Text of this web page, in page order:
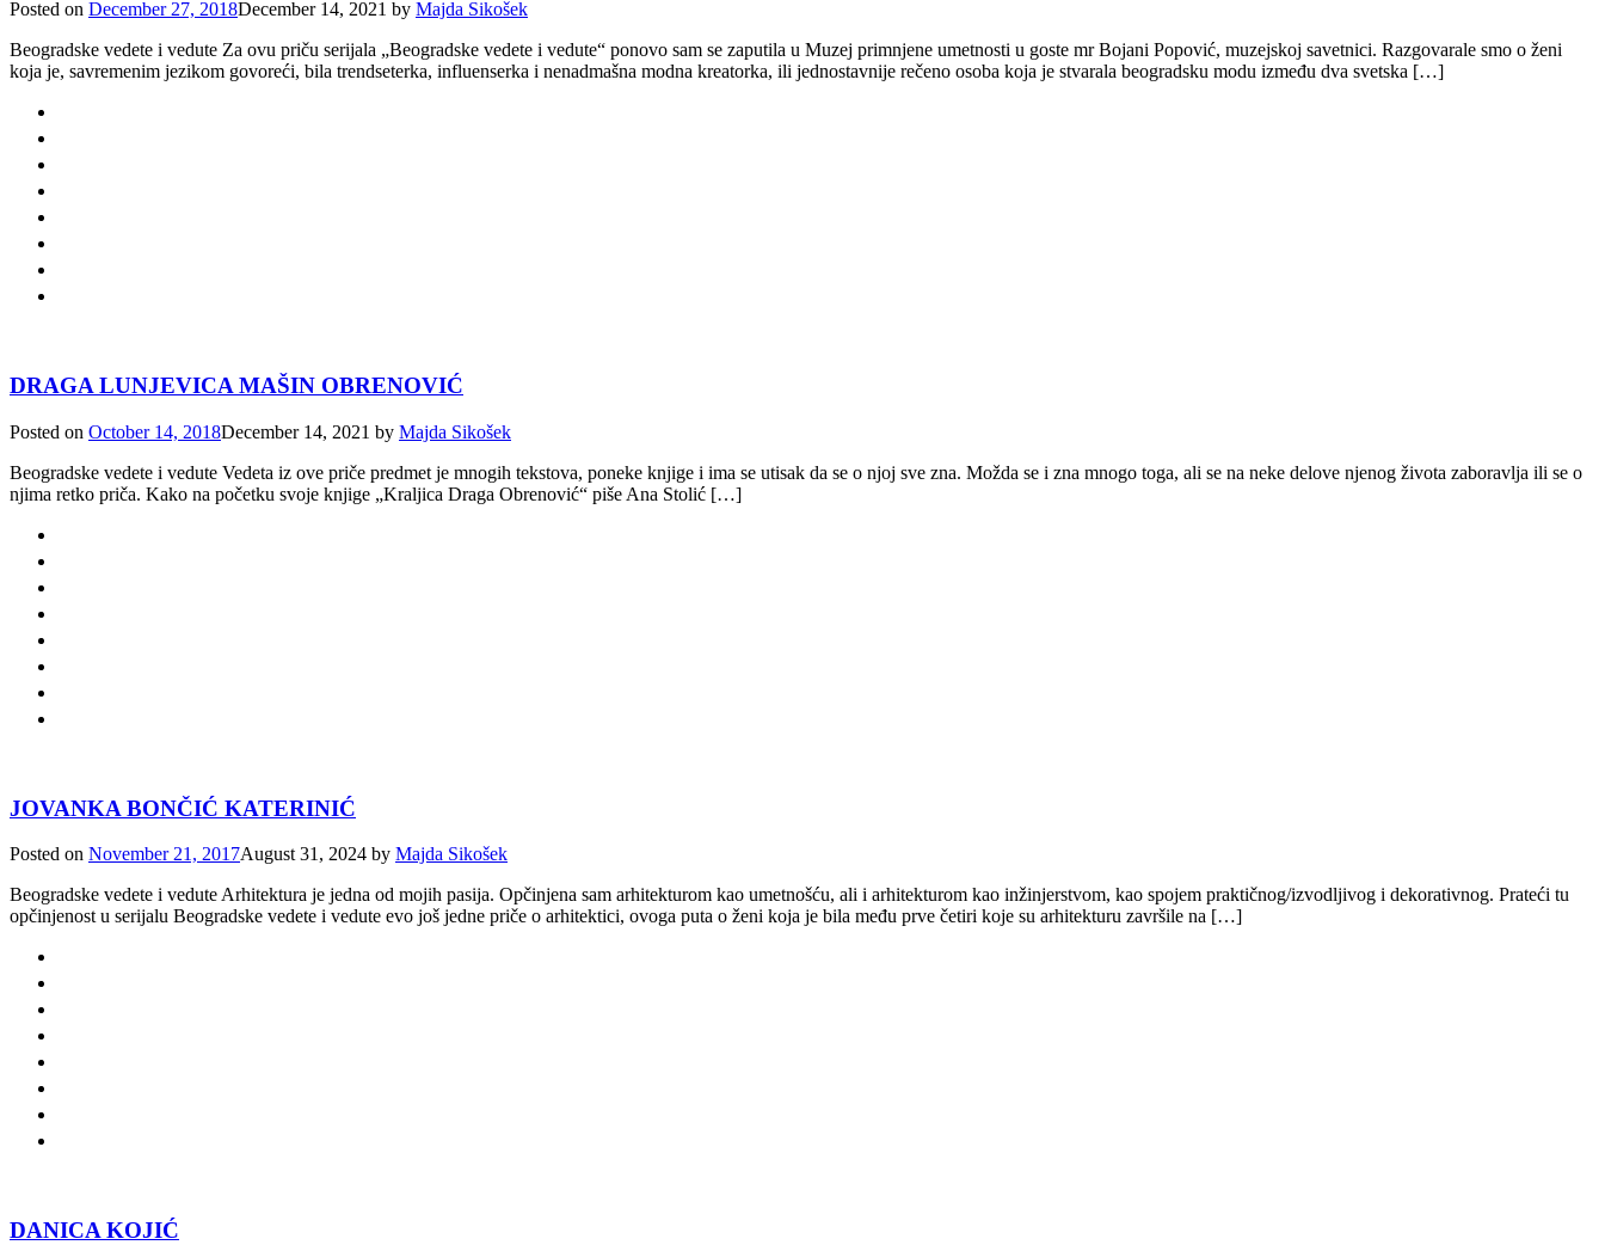
Posted on December 27, 2018December 14, 2021 by Majda Sikošek
Beogradske vedete i vedute Za ovu priču serijala „Beogradske vedete i vedute“ ponovo sam se zaputila u Muzej primnjene umetnosti u goste mr Bojani Popović, muzejskoj savetnici. Razgovarale smo o ženi
koja je, savremenim jezikom govoreći, bila trendseterka, influenserka i nenadmašna modna kreatorka, ili jednostavnije rečeno osoba koja je stvarala beogradsku modu između dva svetska […]
DRAGA LUNJEVICA MAŠIN OBRENOVIĆ
Posted on October 14, 2018December 14, 2021 by Majda Sikošek
Beogradske vedete i vedute Vedeta iz ove priče predmet je mnogih tekstova, poneke knjige i ima se utisak da se o njoj sve zna. Možda se i zna mnogo toga, ali se na neke delove njenog života zaboravlja ili se o
njima retko priča. Kako na početku svoje knjige „Kraljica Draga Obrenović“ piše Ana Stolić […]
JOVANKA BONČIĆ KATERINIĆ
Posted on November 21, 2017August 31, 2024 by Majda Sikošek
Beogradske vedete i vedute Arhitektura je jedna od mojih pasija. Opčinjena sam arhitekturom kao umetnošću, ali i arhitekturom kao inžinjerstvom, kao spojem praktičnog/izvodljivog i dekorativnog. Prateći tu
opčinjenost u serijalu Beogradske vedete i vedute evo još jedne priče o arhitektici, ovoga puta o ženi koja je bila među prve četiri koje su arhitekturu završile na […]
DANICA KOJIĆ